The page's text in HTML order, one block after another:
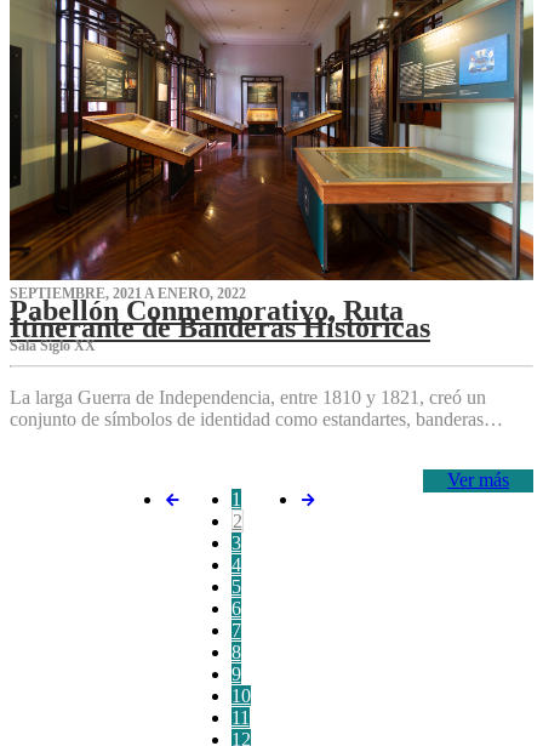
SEPTIEMBRE, 2021 A ENERO, 2022
Pabellón Conmemorativo, Ruta
Itinerante de Banderas Históricas
Sala Siglo XX
La larga Guerra de Independencia, entre 1810 y 1821, creó un
conjunto de símbolos de identidad como estandartes, banderas…
Ver más
1
2
3
4
5
6
7
8
9
10
11
12